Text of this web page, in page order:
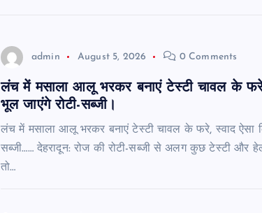
admin August 5, 2026 0 Comments
लंच में मसाला आलू भरकर बनाएं टेस्टी चावल के
भूल जाएंगे रोटी-सब्जी।
लंच में मसाला आलू भरकर बनाएं टेस्टी चावल के फरे, स्वाद ऐसा
सब्जी…… देहरादून: रोज की रोटी-सब्जी से अलग कुछ टेस्टी और
तो…